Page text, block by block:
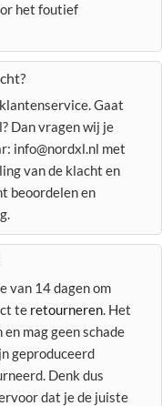
het foutief
Gaat
Dan vragen wij je
info@nordxl.nl met
van de klacht en
beoordelen en
van 14 dagen om
te retourneren. Het
mag geen schade
geproduceerd
Denk dus
dat je de juiste